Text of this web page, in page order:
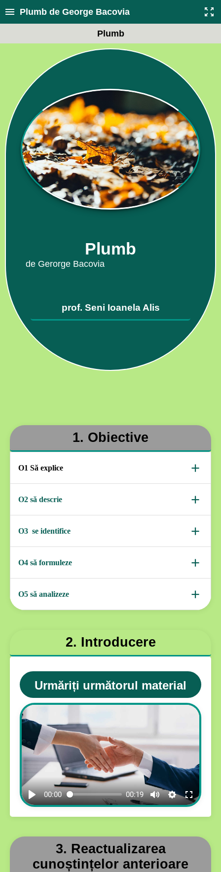
Plumb de George Bacovia
Plumb
Plumb
de Gerorge Bacovia
prof. Seni Ioanela Alis
1. Obiective
O1 Să explice +
O2 să descrie +
O3 se identifice +
O4 să formuleze +
O5 să analizeze +
2. Introducere
Urmăriți următorul material
00:00 00:19
3. Reactualizarea
cunoștințelor anterioare